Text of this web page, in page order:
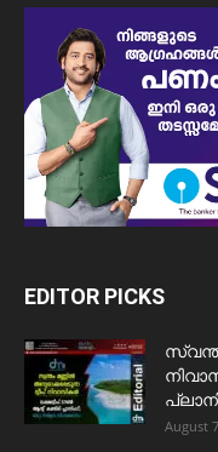
EDITOR PICKS
August